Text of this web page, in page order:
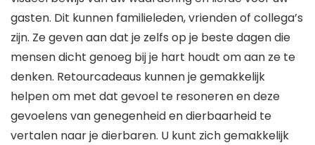
gasten. Dit kunnen familieleden, vrienden of collega’s
zijn. Ze geven aan dat je zelfs op je beste dagen die
mensen dicht genoeg bij je hart houdt om aan ze te
denken. Retourcadeaus kunnen je gemakkelijk
helpen om met dat gevoel te resoneren en deze
gevoelens van genegenheid en dierbaarheid te
vertalen naar je dierbaren. U kunt zich gemakkelijk